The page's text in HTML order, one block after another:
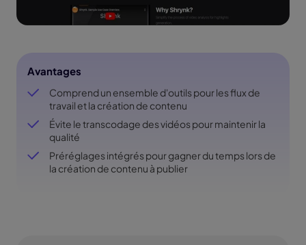
Avantages
Comprend un ensemble d'outils pour les flux de
travail et la création de contenu
Évite le transcodage des vidéos pour maintenir la
qualité
Préréglages intégrés pour gagner du temps lors de
la création de contenu à publier